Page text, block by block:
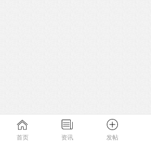
首页 资讯 发帖